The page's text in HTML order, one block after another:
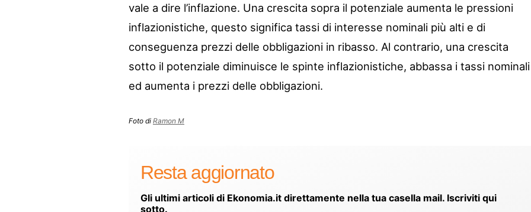
vale a dire l’inflazione. Una crescita sopra il potenziale aumenta le pressioni
inflazionistiche, questo significa tassi di interesse nominali più alti e di
conseguenza prezzi delle obbligazioni in ribasso. Al contrario, una crescita
sotto il potenziale diminuisce le spinte inflazionistiche, abbassa i tassi nominali
ed aumenta i prezzi delle obbligazioni.
Foto di Ramon M
Resta aggiornato
Gli ultimi articoli di Ekonomia.it direttamente nella tua casella mail. Iscriviti qui
sotto.